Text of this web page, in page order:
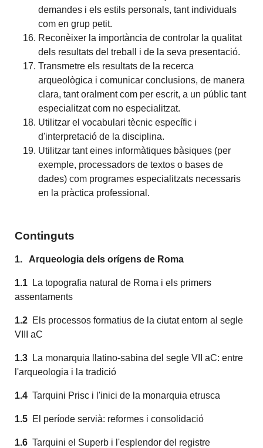
demandes i els estils personals, tant individuals
com en grup petit.
Reconèixer la importància de controlar la qualitat
dels resultats del treball i de la seva presentació.
Transmetre els resultats de la recerca
arqueològica i comunicar conclusions, de manera
clara, tant oralment com per escrit, a un públic tant
especialitzat com no especialitzat.
Utilitzar el vocabulari tècnic específic i
d'interpretació de la disciplina.
Utilitzar tant eines informàtiques bàsiques (per
exemple, processadors de textos o bases de
dades) com programes especialitzats necessaris
en la pràctica professional.
Continguts
1. Arqueologia dels orígens de Roma
1.1
La topografia natural de Roma i els primers
assentaments
1.2 Els processos formatius de la ciutat entorn al segle
VIII aC
1.3
La monarquia llatino-sabina del segle VII aC: entre
l'arqueologia i la tradició
1.4Tarquini Prisc i l'inici de la monarquia etrusca
1.5 El període servià: reformes i consolidació
1.6Tarquini el Superb i l'esplendor del registre